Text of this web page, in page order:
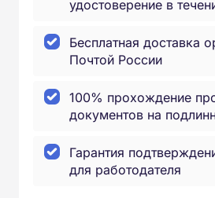
удостоверение в
Бесплатная доставка
Почтой России
100% прохождение
документов на
Гарантия
для работодателя